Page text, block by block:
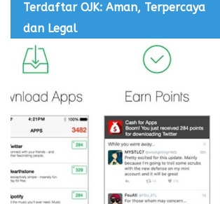
Terdaftar OJK: Aman, Terpercaya
dan Legal